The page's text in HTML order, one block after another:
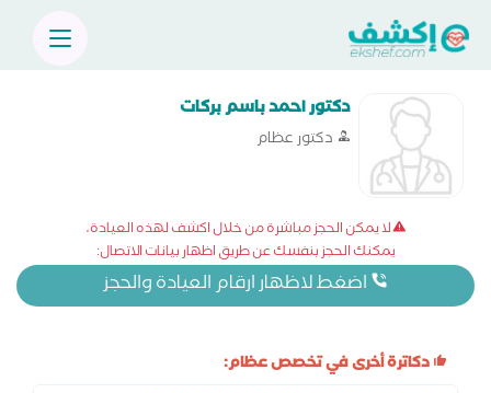
دكتور احمد باسم بركات
دكتور عظام
لا يمكن الحجز مباشرة من خلال اكشف لهذه العيادة،
يمكنك الحجز بنفسك عن طريق اظهار بيانات الاتصال:
اضغط لاظهار ارقام العيادة والحجز
دكاترة أخرى في تخصص عظام: